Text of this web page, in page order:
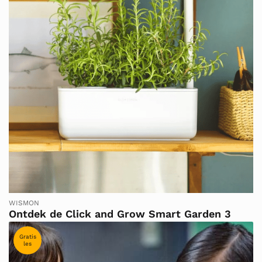
WISMON
Ontdek de Click and Grow Smart Garden 3
Gratis
les